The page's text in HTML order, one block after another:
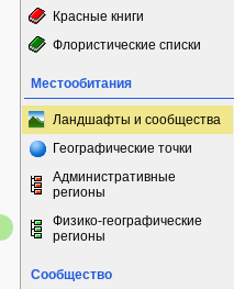
Красные книги
Флористические списки
Местообитания
Ландшафты и сообщества
Географические точки
Административные
регионы
Физико-географические
регионы
Сообщество